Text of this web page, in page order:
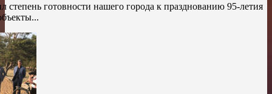
степень готовности нашего города к празднованию 95-летия